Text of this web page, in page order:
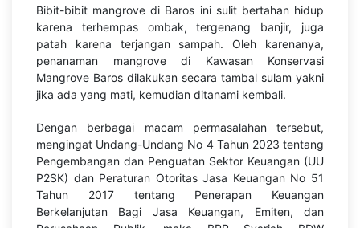
Bibit-bibit mangrove di Baros ini sulit bertahan hidup
karena terhempas ombak, tergenang banjir, juga
patah karena terjangan sampah. Oleh karenanya,
penanaman mangrove di Kawasan Konservasi
Mangrove Baros dilakukan secara tambal sulam yakni
jika ada yang mati, kemudian ditanami kembali.
Dengan berbagai macam permasalahan tersebut,
mengingat Undang-Undang No 4 Tahun 2023 tentang
Pengembangan dan Penguatan Sektor Keuangan (UU
P2SK) dan Peraturan Otoritas Jasa Keuangan No 51
Tahun 2017 tentang Penerapan Keuangan
Berkelanjutan Bagi Jasa Keuangan, Emiten, dan